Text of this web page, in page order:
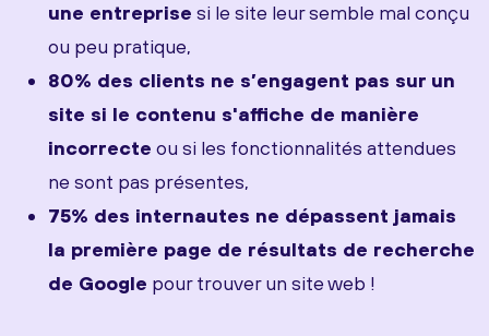
une entreprise si le site leur semble mal conçu
ou peu pratique,
80% des clients ne s’engagent pas sur un
site si le contenu s'affiche de manière
incorrecte ou si les fonctionnalités attendues
ne sont pas présentes,
75% des internautes ne dépassent jamais
la première page de résultats de recherche
de Google pour trouver un site web !